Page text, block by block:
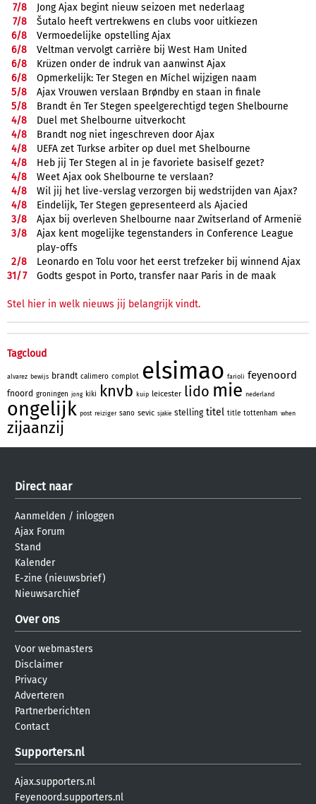
7/8
Jong Ajax begint nieuw seizoen met nederlaag
7/8
Šutalo heeft vertrekwens en clubs voor uitkiezen
6/8
Vermoedelijke opstelling Ajax
6/8
Veltman vervolgt carrière bij West Ham United
6/8
Krüzen onder de indruk van aanwinst Ajax
6/8
Opmerkelijk: Ter Stegen en Míchel wijzigen naam
5/8
Ajax Vrouwen verslaan Brøndby en staan in finale
5/8
Brandt én Ter Stegen speelgerechtigd tegen Shelbourne
4/8
Duel met Shelbourne uitverkocht
4/8
Brandt nog niet ingeschreven door Ajax
4/8
UEFA zet Turkse arbiter op duel met Shelbourne
4/8
Heb jij Ter Stegen al in je favoriete basiself gezet?
4/8
Weet Ajax ook Shelbourne te verslaan?
4/8
Wil jij het live-verslag verzorgen bij wedstrijden van Ajax?
4/8
Eindelijk, Ter Stegen gepresenteerd als Ajacied
3/8
Ajax bij overleven Shelbourne naar Zwitserland of Armenië
3/8
Ajax kent mogelijke tegenstanders in Conference League
play-offs
2/8
Leonardo en Tolu voor het eerst trefzeker bij winnend Ajax
31/7 Godts gespot in Porto, transfer naar Paris in de maak
Stel hier in welk nieuws jij belangrijk vindt.
Tagcloud
alvarez bewijs brandt calimero complot elsimao farioli feyenoord
fnoord groningen jong kiki knvb kuip leicester lido mie nederland
ongelijk post reiziger sano sevic sjakie stelling titel title tottenham when
zijaanzij
Direct naar
Aanmelden / inloggen
Ajax Forum
Stand
Kalender
E-zine (nieuwsbrief)
Nieuwsarchief
Over ons
Voor webmasters
Disclaimer
Privacy
Adverteren
Partnerberichten
Contact
Supporters.nl
Ajax.supporters.nl
Feyenoord.supporters.nl